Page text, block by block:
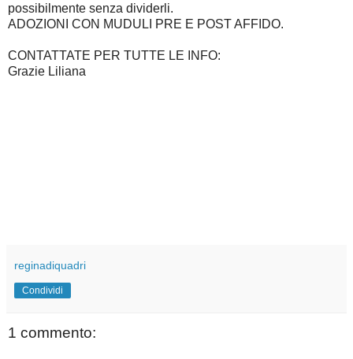
possibilmente senza dividerli.
ADOZIONI CON MUDULI PRE E POST AFFIDO.
CONTATTATE PER TUTTE LE INFO:
Grazie Liliana
reginadiquadri
Condividi
1 commento: